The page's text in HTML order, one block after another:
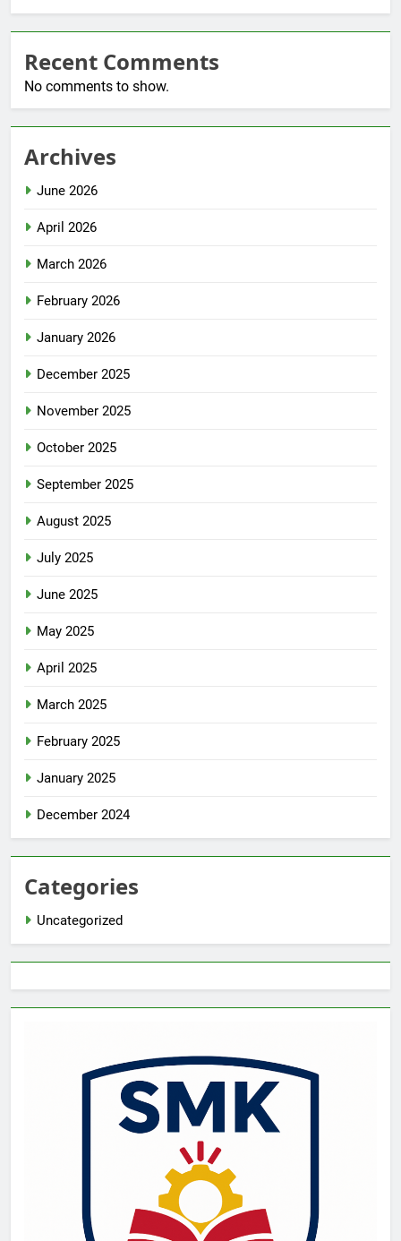
Recent Comments
No comments to show.
Archives
June 2026
April 2026
March 2026
February 2026
January 2026
December 2025
November 2025
October 2025
September 2025
August 2025
July 2025
June 2025
May 2025
April 2025
March 2025
February 2025
January 2025
December 2024
Categories
Uncategorized